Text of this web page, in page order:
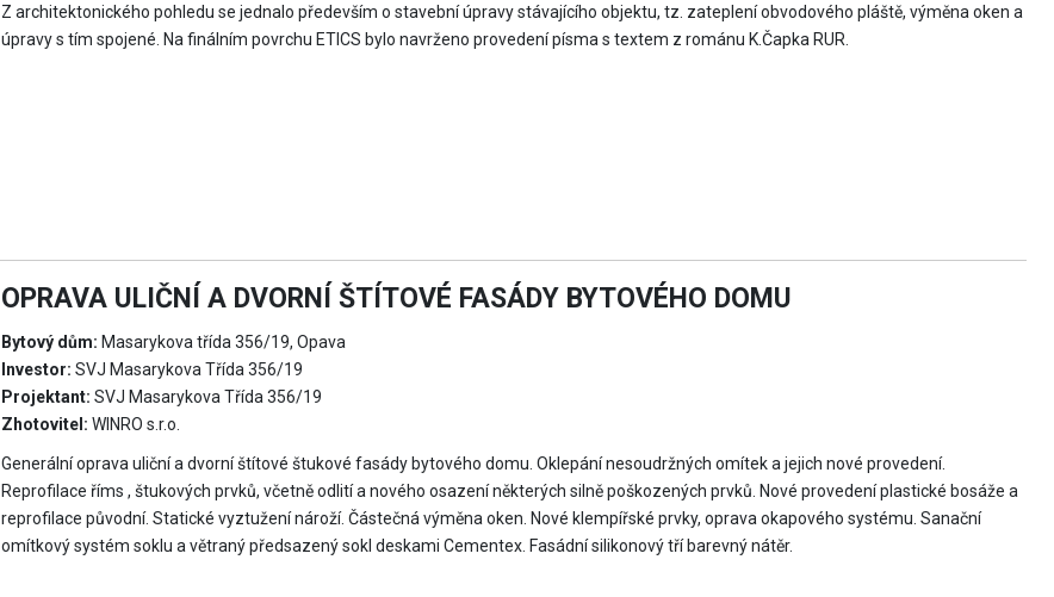
Z architektonického pohledu se jednalo především o stavební úpravy stávajícího objektu, tz. zateplení obvodového pláště, výměna oken a
úpravy s tím spojené. Na finálním povrchu ETICS bylo navrženo provedení písma s textem z románu K.Čapka RUR.
OPRAVA ULIČNÍ A DVORNÍ ŠTÍTOVÉ FASÁDY BYTOVÉHO DOMU
Bytový dům: Masarykova třída 356/19, Opava
Investor: SVJ Masarykova Třída 356/19
Projektant: SVJ Masarykova Třída 356/19
Zhotovitel: WINRO s.r.o.
Generální oprava uliční a dvorní štítové štukové fasády bytového domu. Oklepání nesoudržných omítek a jejich nové provedení.
Reprofilace říms , štukových prvků, včetně odlití a nového osazení některých silně poškozených prvků. Nové provedení plastické bosáže a
reprofilace původní. Statické vyztužení nároží. Částečná výměna oken. Nové klempířské prvky, oprava okapového systému. Sanační
omítkový systém soklu a větraný předsazený sokl deskami Cementex. Fasádní silikonový tří barevný nátěr.